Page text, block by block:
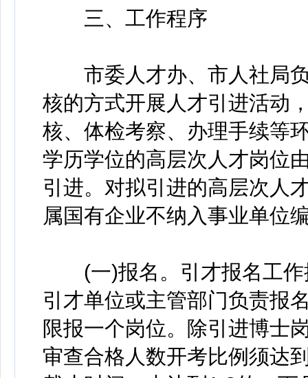
三、工作程序
市委人才办、市人社局负
核的方式开展人才引进活动
核、体检考察、办理手续等
学历学位的高层次人才岗位
引进。对拟引进的高层次人
属国有企业不纳入事业单位
(一)报名。引才报名工作
引才单位或主管部门负责报
限报一个岗位。除引进博士
审查合格人数开考比例须达